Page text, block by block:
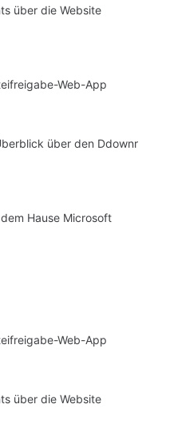
über die Website
Web-App
über den Ddownr
Hause Microsoft
Web-App
über die Website